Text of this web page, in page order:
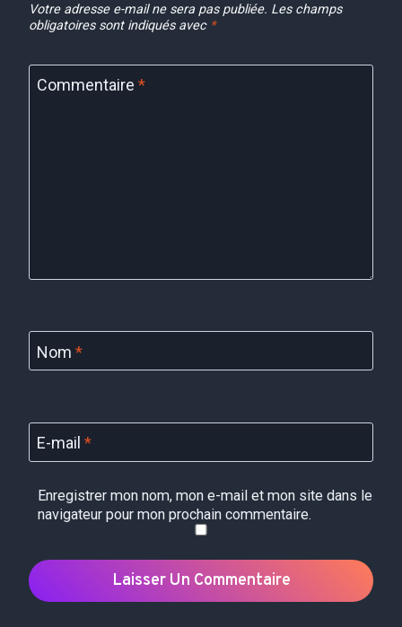
Votre adresse e-mail ne sera pas publiée. Les champs
obligatoires sont indiqués avec *
Commentaire *
Nom *
E-mail *
Enregistrer mon nom, mon e-mail et mon site dans le
navigateur pour mon prochain commentaire.